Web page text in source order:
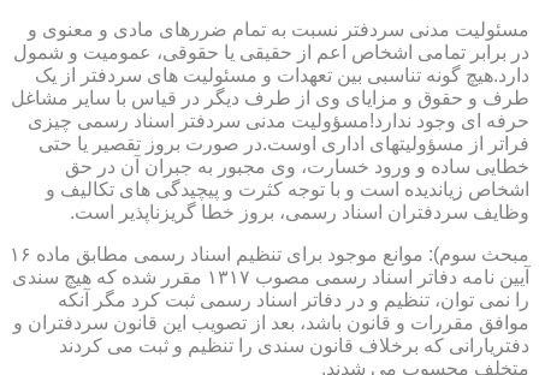
مسئولیت مدنی سردفتر نسبت به تمام ضررهای مادی و معنوی و
در برابر تمامی اشخاص اعم از حقیقی یا حقوقی، عمومیت و شمول
دارد.هیچ گونه تناسبی بین تعهدات و مسئولیت های سردفتر از یک
طرف و حقوق و مزایای وی از طرف دیگر در قیاس با سایر مشاغل
حرفه ای وجود ندارد!مسؤولیت مدنی سردفتر اسناد رسمی چیزی
فراتر از مسؤولیتهای اداری اوست.در صورت بروز تقصیر یا حتی
خطایی ساده و ورود خسارت، وی مجبور به جبران آن در حق
اشخاص زیاندیده است و با توجه کثرت و پیچیدگی های تکالیف و
وظایف سردفتران اسناد رسمی، بروز خطا گریزناپذیر است.
مبحث سوم): موانع موجود برای تنظیم اسناد رسمی مطابق ماده ۱۶
آیین نامه دفاتر اسناد رسمی مصوب ۱۳۱۷ مقرر شده که هیچ سندی
را نمی توان، تنظیم و در دفاتر اسناد رسمی ثبت کرد مگر آنکه
موافق مقررات و قانون باشد، بعد از تصویب این قانون سردفتران و
دفتریارانی که برخلاف قانون سندی را تنظیم و ثبت می کردند
متخلف محسوب می شدند.